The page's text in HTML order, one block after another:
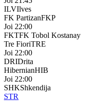
ILVIlves
FK PartizanFKP
Joi 22:00
FKTFK Tobol Kostanay
Tre FioriTRE
Joi 22:00
DRIDrita
HibernianHIB
Joi 22:00
SHKShkendija
STR